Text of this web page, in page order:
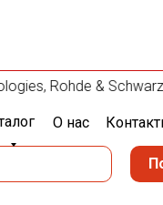
Rohde & Schwarz,
О нас